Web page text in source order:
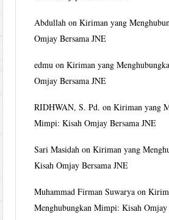
Abdullah onKiriman yang
Omjay Bersama JNE
edmu onKiriman yang
Omjay Bersama JNE
RIDHWAN, S. Pd. onKiriman yang
Mimpi: Kisah Omjay Bersama JNE
Sari Masidah onKiriman yang
Kisah Omjay Bersama JNE
Muhammad Firman Suwarya on
Menghubungkan Mimpi: Kisah Omjay